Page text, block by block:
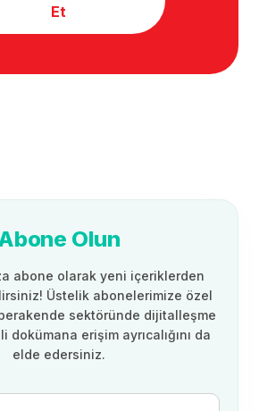
Et
Olun
abone olarak yeni içeriklerden
Üstelik abonelerimize özel
perakende sektöründe dijitalleşme
erişim ayrıcalığını da
elde edersiniz.